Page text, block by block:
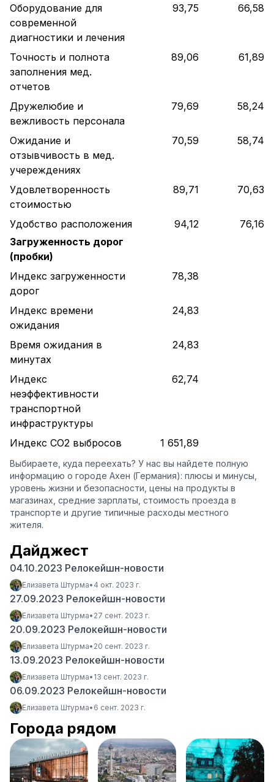
Оборудование для
современной
диагностики и лечения
93,75 66,58
Точность и полнота
заполнения мед.
отчетов
89,06 61,89
Дружелюбие и
вежливость персонала
79,69 58,24
Ожидание и
отзывчивость в мед.
учереждениях
70,59 58,74
Удовлетворенность
стоимостью
89,71 70,63
Удобство расположения 94,12
76,16
Загруженность дорог
(пробки)
Индекс загруженности
дорог
78,38
Индекс времени
ожидания
24,83
Время ожидания в
минутах
24,83
Индекс
неэффективности
транспортной
инфраструктуры
62,74
Индекс CO2 выбросов 1 651,89
Выбираете, куда переехать? У нас вы найдете полную
информацию о городе Ахен (Германия): плюсы и минусы,
уровень жизни и безопасности, цены на продукты в
магазинах, средние зарплаты, стоимость проезда в
транспорте и другие типичные расходы местного
жителя.
Дайджест
04.10.2023 Релокейшн-новости
Елизавета Штурма• 4 окт. 2023 г.
27.09.2023 Релокейшн-новости
Елизавета Штурма• 27 сент. 2023 г.
20.09.2023 Релокейшн-новости
Елизавета Штурма• 20 сент. 2023 г.
13.09.2023 Релокейшн-новости
Елизавета Штурма• 13 сент. 2023 г.
06.09.2023 Релокейшн-новости
Елизавета Штурма• 6 сент. 2023 г.
Города рядом